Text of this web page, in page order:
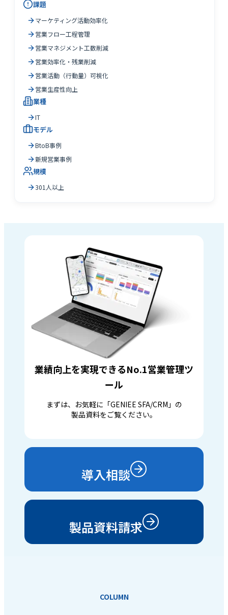
課題
マーケティング活動効率化
営業フロー工程管理
営業マネジメント工数削減
営業効率化・残業削減
営業活動（行動量）可視化
営業生産性向上
業種
IT
モデル
BtoB事例
新規営業事例
規模
301人以上
業績向上を実現できるNo.1営業管理ツ
ール
まずは、お気軽に「GENIEE SFA/CRM」の
製品資料をご覧ください。
導入相談
製品資料請求
COLUMN